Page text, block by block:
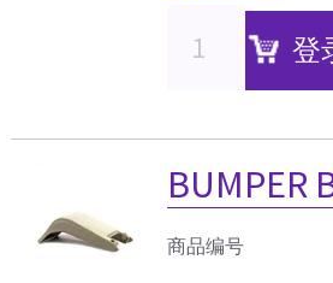
登
BUMPER
商品编号